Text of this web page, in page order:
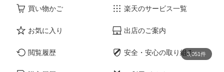
買い物かご
お気に入り
閲覧履歴
楽天のサービス一覧
出店のご案内
安全・安心の取り組み3,051件